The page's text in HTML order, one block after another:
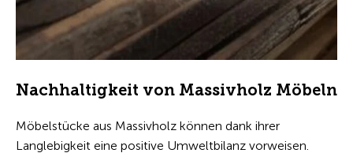
Nachhaltigkeit von Massivholz Möbeln
Möbelstücke aus Massivholz können dank ihrer
Langlebigkeit eine positive Umweltbilanz vorweisen.